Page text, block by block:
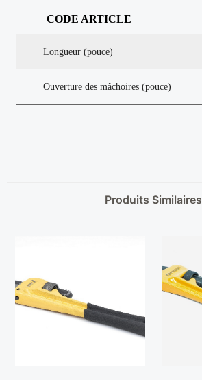
CODE ARTICLE
Longueur (pouce)
Ouverture des mâchoires (pouce)
Produits Similaires